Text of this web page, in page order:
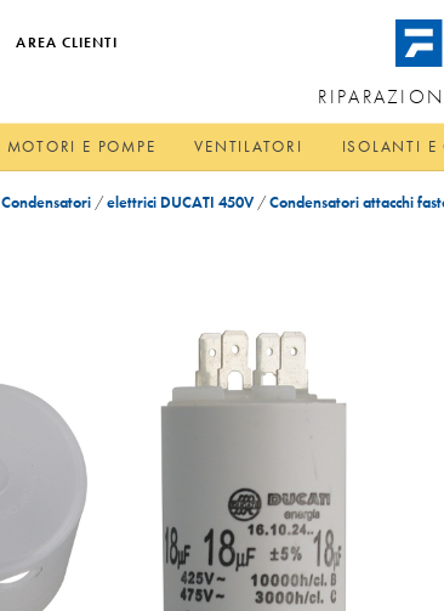
AREA CLIENTI
MOTORI E POMPE VENTILATORI ISOLANTI E
Condensatori /elettrici DUCATI 450V/Condensatori attacchi